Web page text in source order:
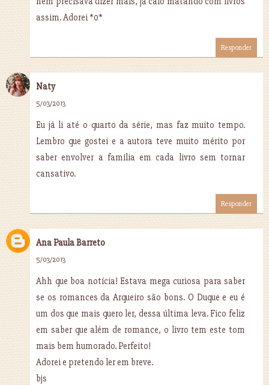
assim. Adorei *0*
Responder
Naty
5/03/2013
Eu já li até o quarto da série, mas faz muito tempo.
Lembro que gostei e a autora teve muito mérito por
saber envolver a família em cada livro sem tornar
cansativo.
Responder
Ana Paula Barreto
5/03/2013
Ahh que boa notícia! Estava mega curiosa para saber
se os romances da Arqueiro são bons. O Duque e eu é
um dos que mais quero ler, dessa última leva. Fico feliz
em saber que além de romance, o livro tem este tom
mais bem humorado. Perfeito!
Adorei e pretendo ler em breve.
bjs